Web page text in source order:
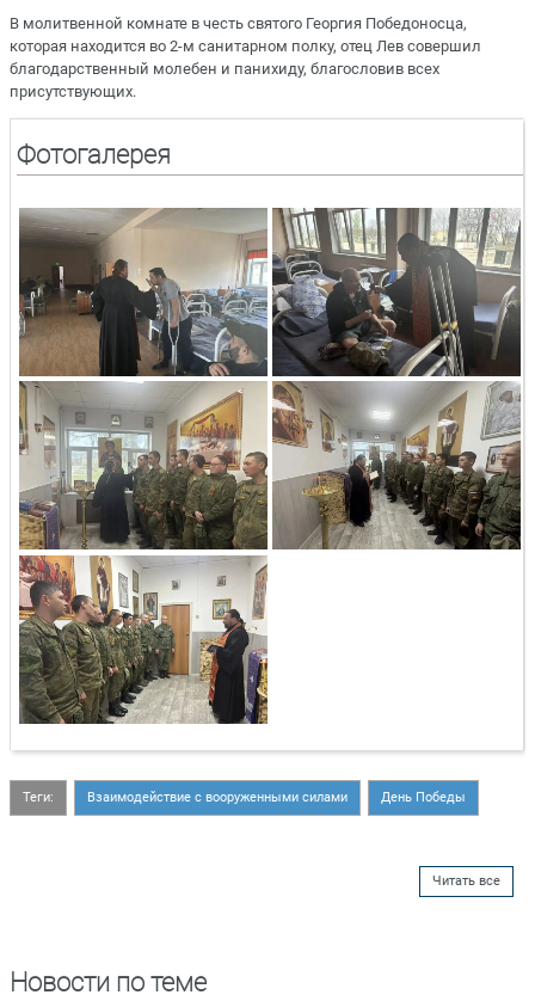
В молитвенной комнате в честь святого Георгия Победоносца,
которая находится во 2-м санитарном полку, отец Лев совершил
благодарственный молебен и панихиду, благословив всех
присутствующих.
Фотогалерея
Теги: Взаимодействие с вооруженными силами День Победы
Читать все
Новости по теме